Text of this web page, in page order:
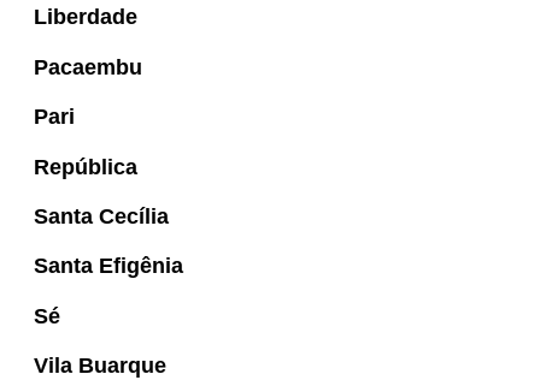
Liberdade
Pacaembu
Pari
República
Santa Cecília
Santa Efigênia
Sé
Vila Buarque